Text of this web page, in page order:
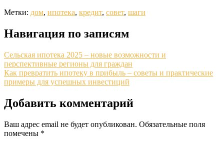
Метки: дом, ипотека, кредит, совет, шаги
Навигация по записям
Сельская ипотека 2025 – новые возможности и
перспективные регионы для граждан
Как превратить ипотеку в прибыль – советы и практические
примеры для успешных инвестиций
Добавить комментарий
Ваш адрес email не будет опубликован. Обязательные поля
помечены *